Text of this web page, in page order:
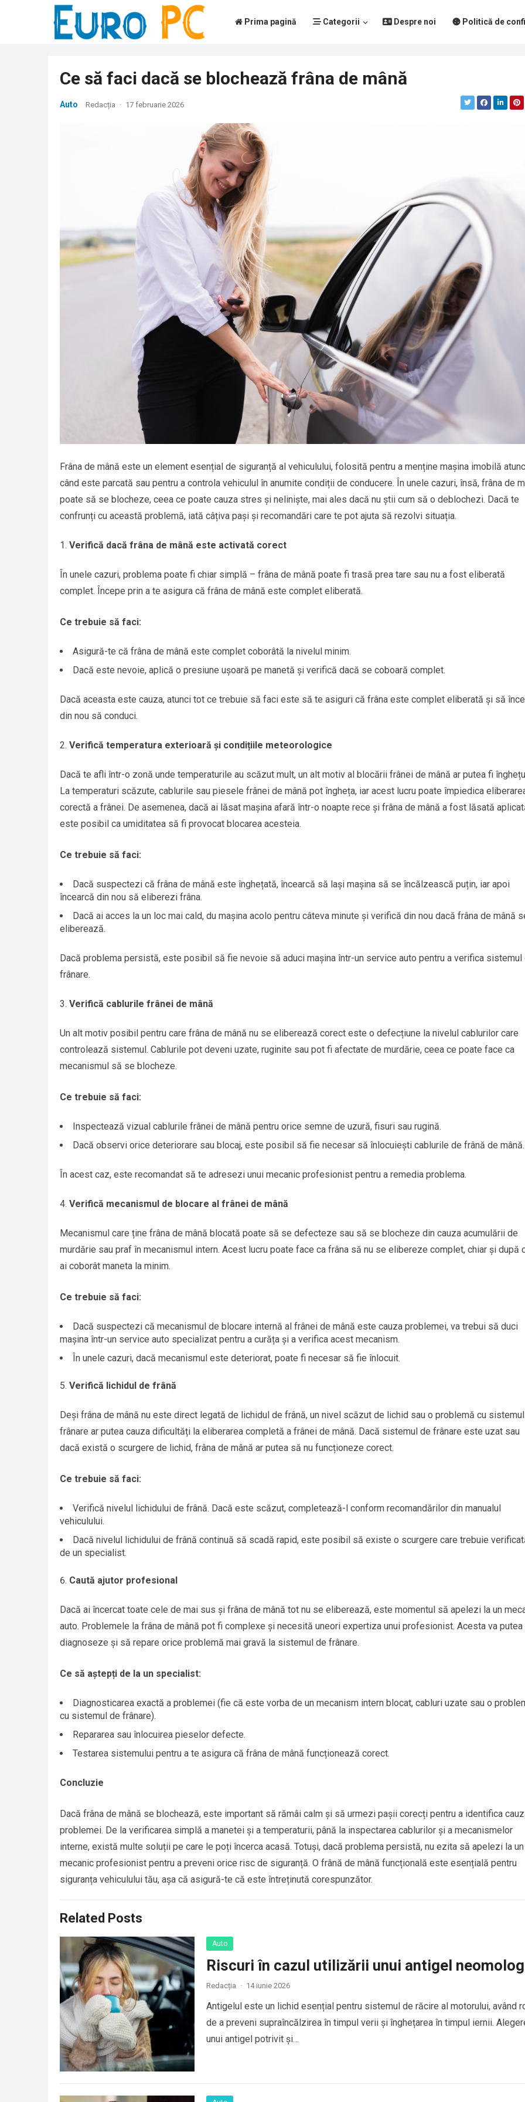
Prima pagină Categorii Despre noi Politică de
Ce să faci dacă se blochează frâna de mână
Auto Redacția · 17 februarie 2026
Frâna de mână este un element esențial de siguranță al vehiculului, folosită pentru a menține mașina imobilă
când este parcată sau pentru a controla vehiculul în anumite condiții de conducere. În unele cazuri, însă, frâna de
poate să se blocheze, ceea ce poate cauza stres și neliniște, mai ales dacă nu știi cum să o deblochezi. Dacă te
confrunți cu această problemă, iată câțiva pași și recomandări care te pot ajuta să rezolvi situația.
Verifică dacă frâna de mână este activată corect
În unele cazuri, problema poate fi chiar simplă – frâna de mână poate fi trasă prea tare sau nu a fost eliberată
complet. Începe prin a te asigura că frâna de mână este complet eliberată.
Ce trebuie să faci:
Asigură-te că frâna de mână este complet coborâtă la nivelul minim.
Dacă este nevoie, aplică o presiune ușoară pe manetă și verifică dacă se coboară complet.
Dacă aceasta este cauza, atunci tot ce trebuie să faci este să te asiguri că frâna este complet eliberată și să
din nou să conduci.
Verifică temperatura exterioară și condițiile meteorologice
Dacă te afli într-o zonă unde temperaturile au scăzut mult, un alt motiv al blocării frânei de mână ar putea fi
La temperaturi scăzute, cablurile sau piesele frânei de mână pot îngheța, iar acest lucru poate împiedica
corectă a frânei. De asemenea, dacă ai lăsat mașina afară într-o noapte rece și frâna de mână a fost lăsată
este posibil ca umiditatea să fi provocat blocarea acesteia.
Ce trebuie să faci:
Dacă suspectezi că frâna de mână este înghețată, încearcă să lași mașina să se încălzească puțin, iar apoi
încearcă din nou să eliberezi frâna.
Dacă ai acces la un loc mai cald, du mașina acolo pentru câteva minute și verifică din nou dacă frâna de mână
eliberează.
Dacă problema persistă, este posibil să fie nevoie să aduci mașina într-un service auto pentru a verifica sistemul
frânare.
Verifică cablurile frânei de mână
Un alt motiv posibil pentru care frâna de mână nu se eliberează corect este o defecțiune la nivelul cablurilor care
controlează sistemul. Cablurile pot deveni uzate, ruginite sau pot fi afectate de murdărie, ceea ce poate face ca
mecanismul să se blocheze.
Ce trebuie să faci:
Inspectează vizual cablurile frânei de mână pentru orice semne de uzură, fisuri sau rugină.
Dacă observi orice deteriorare sau blocaj, este posibil să fie necesar să înlocuiești cablurile de frână de mână.
În acest caz, este recomandat să te adresezi unui mecanic profesionist pentru a remedia problema.
Verifică mecanismul de blocare al frânei de mână
Mecanismul care ține frâna de mână blocată poate să se defecteze sau să se blocheze din cauza acumulării de
murdărie sau praf în mecanismul intern. Acest lucru poate face ca frâna să nu se elibereze complet, chiar și după
ai coborât maneta la minim.
Ce trebuie să faci:
Dacă suspectezi că mecanismul de blocare internă al frânei de mână este cauza problemei, va trebui să duci
mașina într-un service auto specializat pentru a curăța și a verifica acest mecanism.
În unele cazuri, dacă mecanismul este deteriorat, poate fi necesar să fie înlocuit.
Verifică lichidul de frână
Deși frâna de mână nu este direct legată de lichidul de frână, un nivel scăzut de lichid sau o problemă cu
frânare ar putea cauza dificultăți la eliberarea completă a frânei de mână. Dacă sistemul de frânare este uzat sau
dacă există o scurgere de lichid, frâna de mână ar putea să nu funcționeze corect.
Ce trebuie să faci:
Verifică nivelul lichidului de frână. Dacă este scăzut, completează-l conform recomandărilor din manualul
vehiculului.
Dacă nivelul lichidului de frână continuă să scadă rapid, este posibil să existe o scurgere care trebuie
de un specialist.
Caută ajutor profesional
Dacă ai încercat toate cele de mai sus și frâna de mână tot nu se eliberează, este momentul să apelezi la un
auto. Problemele la frâna de mână pot fi complexe și necesită uneori expertiza unui profesionist. Acesta va
diagnoseze și să repare orice problemă mai gravă la sistemul de frânare.
Ce să aștepți de la un specialist:
Diagnosticarea exactă a problemei (fie că este vorba de un mecanism intern blocat, cabluri uzate sau o
cu sistemul de frânare).
Repararea sau înlocuirea pieselor defecte.
Testarea sistemului pentru a te asigura că frâna de mână funcționează corect.
Concluzie
Dacă frâna de mână se blochează, este important să rămâi calm și să urmezi pașii corecți pentru a identifica
problemei. De la verificarea simplă a manetei și a temperaturii, până la inspectarea cablurilor și a mecanismelor
interne, există multe soluții pe care le poți încerca acasă. Totuși, dacă problema persistă, nu ezita să apelezi la un
mecanic profesionist pentru a preveni orice risc de siguranță. O frână de mână funcțională este esențială pentru
siguranța vehiculului tău, așa că asigură-te că este întreținută corespunzător.
Related Posts
Auto
Riscuri în cazul utilizării unui antigel
Redacția · 14 iunie 2026
Antigelul este un lichid esențial pentru sistemul de răcire al motorului, având
de a preveni supraîncălzirea în timpul verii și înghețarea în timpul iernii.
unui antigel potrivit și…